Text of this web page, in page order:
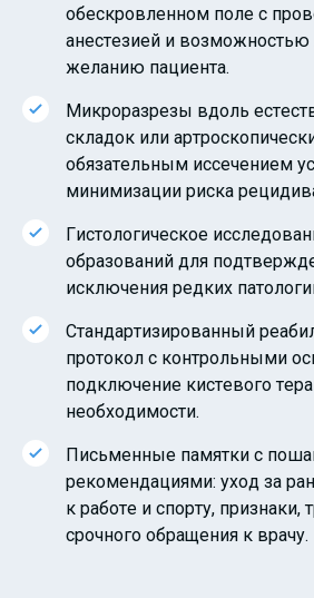
обескровленном поле с
анестезией и возможностью
желанию пациента.
Микроразрезы вдоль
складок или
обязательным иссечением
минимизации риска
Гистологическое
образований для
исключения редких
Стандартизированный
протокол с контрольными
подключение кистевого
необходимости.
Письменные памятки с
рекомендациями: уход за
к работе и спорту,
срочного обращения к врачу.